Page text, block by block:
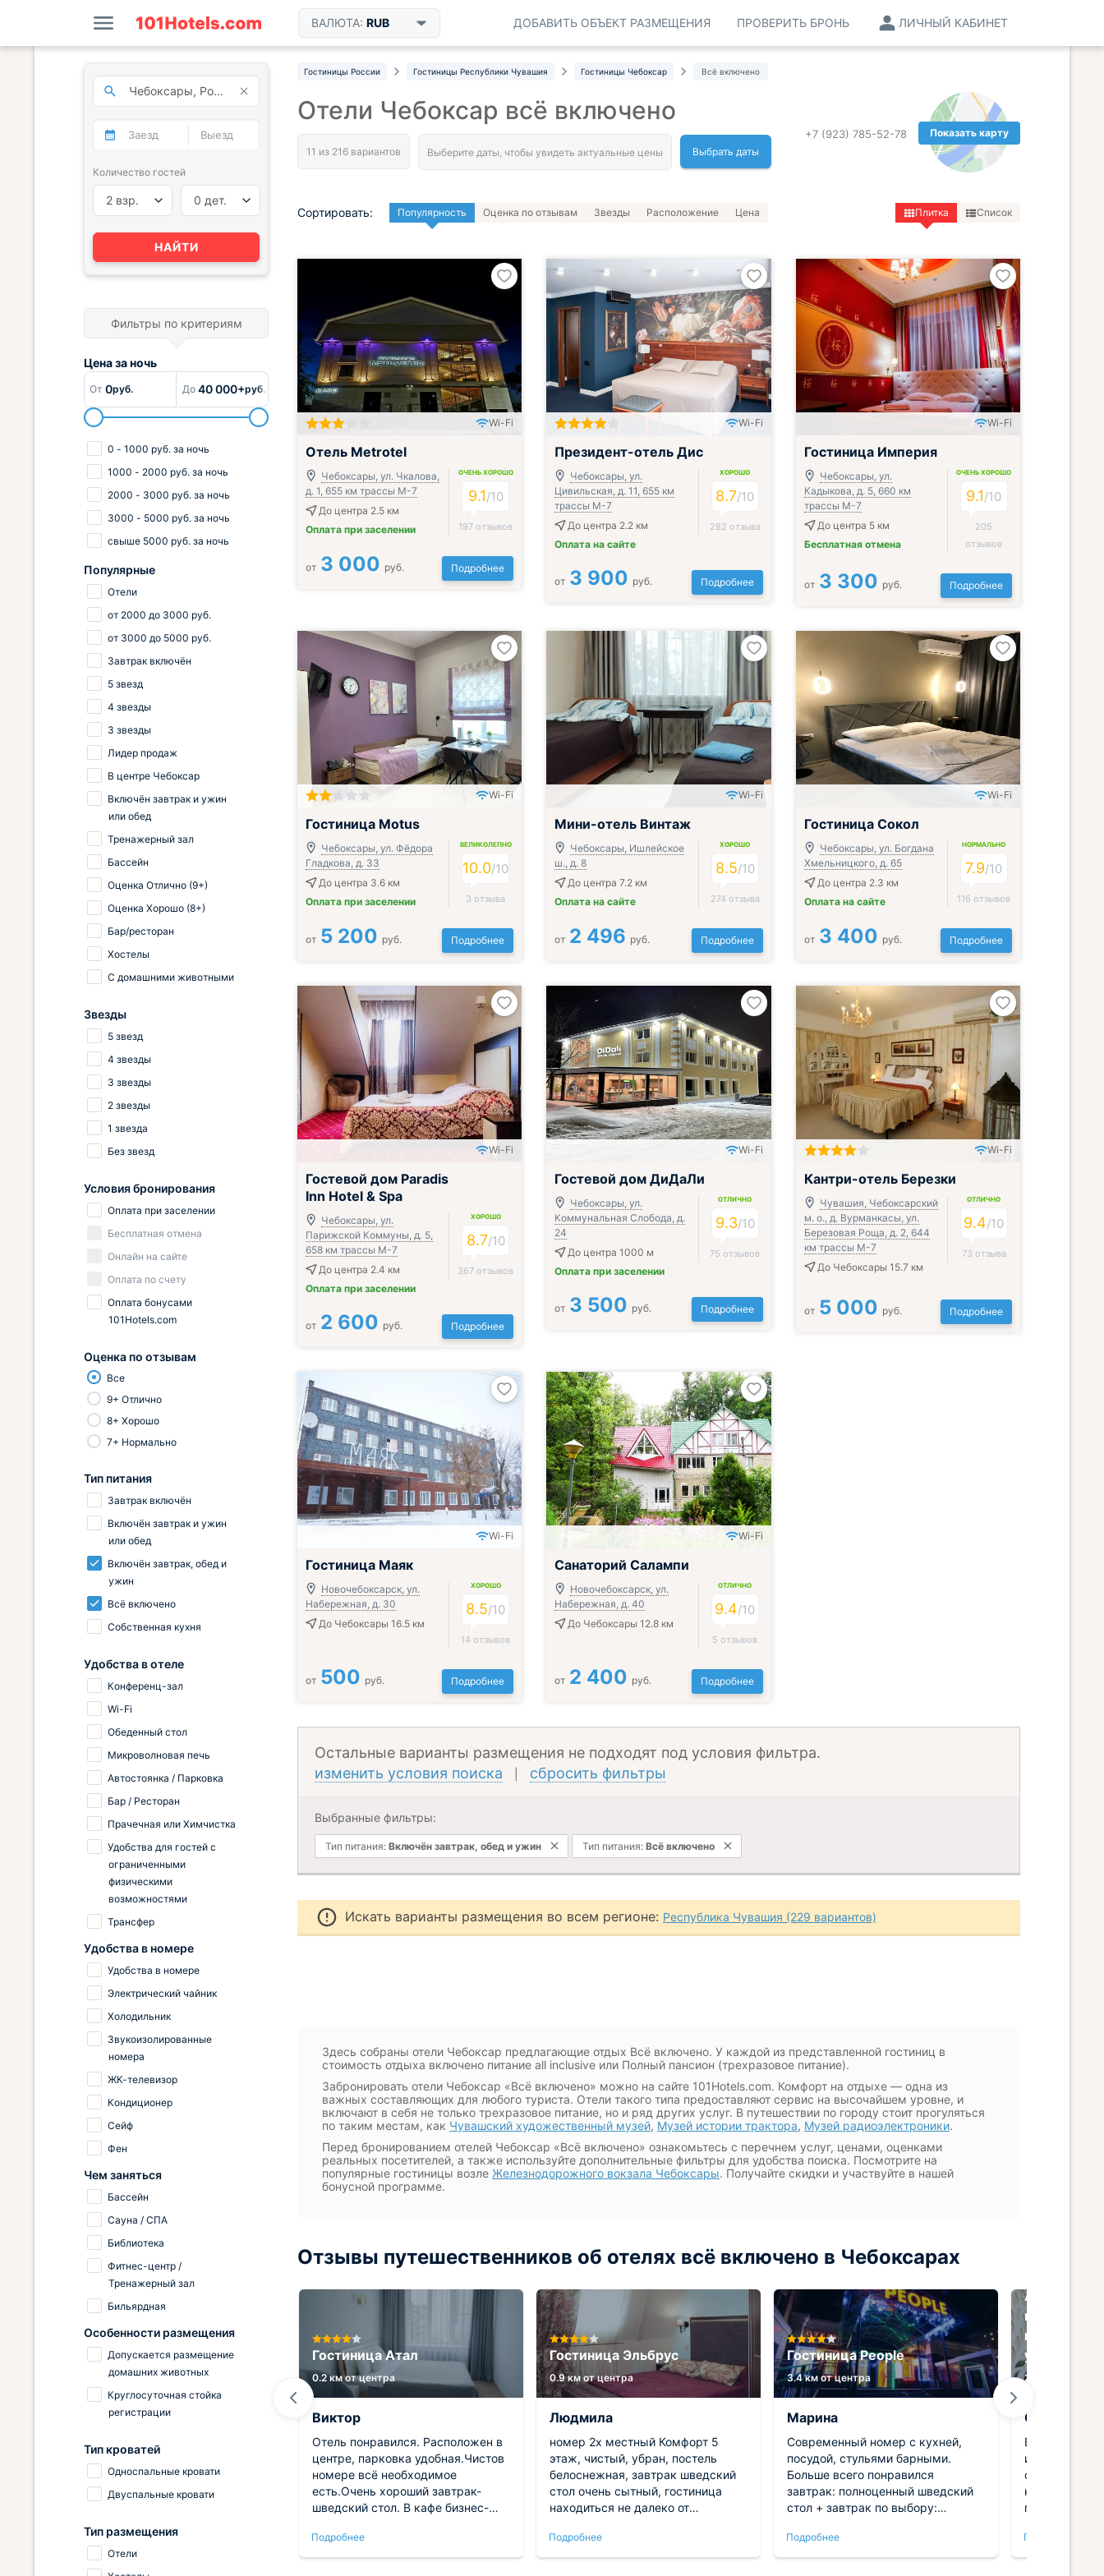
ВАЛЮТА: RUB ЛИЧНЫЙ КАБИНЕТ
ПРОВЕРИТЬ БРОНЬ
ДОБАВИТЬ ОБЪЕКТ РАЗМЕЩЕНИЯ
Гостиницы России Гостиницы Республики Чувашия Гостиницы Чебоксар Всё включено
Показать карту
+7 (923) 785-52-78
Отели Чебоксар всё включено
Выбрать даты
Сортировать: Популярность Оценка по отзывам Звезды Расположение Цена Плитка Список
Включён завтрак, обед и ужин
Wi-Fi
Отель Metrotel
Чебоксары, ул. Чкалова,
д. 1, 655 км трассы М-7
До центра 2.5 км
Оплата при заселении
ОЧЕНЬ ХОРОШО
9.1/10
197 отзывов
от 3 000 руб. Подробнее
Включён завтрак, обед и ужин
Wi-Fi
Президент-отель Дис
Чебоксары, ул.
Цивильская, д. 11, 655 км
трассы М-7
До центра 2.2 км
Оплата на сайте
ХОРОШО
8.7/10
282 отзыва
от 3 900 руб. Подробнее
Включён завтрак, обед и ужин
Wi-Fi
Гостиница Империя
Чебоксары, ул.
Кадыкова, д. 5, 660 км
трассы М-7
До центра 5 км
Бесплатная отмена
ОЧЕНЬ ХОРОШО
9.1/10
205
отзывов
от 3 300 руб. Подробнее
Включён завтрак, обед и ужин
Wi-Fi
Гостиница Motus
Чебоксары, ул. Фёдора
Гладкова, д. 33
До центра 3.6 км
Оплата при заселении
ВЕЛИКОЛЕПНО
10.0/10
3 отзыва
от 5 200 руб. Подробнее
Включён завтрак, обед и ужин
Wi-Fi
Мини-отель Винтаж
Чебоксары, Ишлейское
ш., д. 8
До центра 7.2 км
Оплата на сайте
ХОРОШО
8.5/10
274 отзыва
от 2 496 руб. Подробнее
Включён завтрак, обед и ужин
Wi-Fi
Гостиница Сокол
Чебоксары, ул. Богдана
Хмельницкого, д. 65
До центра 2.3 км
Оплата на сайте
НОРМАЛЬНО
7.9/10
116 отзывов
от 3 400 руб. Подробнее
Всё включено
Wi-Fi
Гостевой дом Paradis
Inn Hotel & Spa
Чебоксары, ул.
Парижской Коммуны, д. 5,
658 км трассы М-7
До центра 2.4 км
Оплата при заселении
ХОРОШО
8.7/10
367 отзывов
от 2 600 руб. Подробнее
Всё включено
Wi-Fi
Гостевой дом ДиДаЛи
Чебоксары, ул.
Коммунальная Слобода, д.
24
До центра 1000 м
Оплата при заселении
ОТЛИЧНО
9.3/10
75 отзывов
от 3 500 руб. Подробнее
Всё включено
Wi-Fi
Кантри-отель Березки
Чувашия, Чебоксарский
м. о., д. Вурманкасы, ул.
Березовая Роща, д. 2, 644
км трассы М-7
До Чебоксары 15.7 км
ОТЛИЧНО
9.4/10
73 отзыва
от 5 000 руб. Подробнее
Включён завтрак, обед и ужин
Wi-Fi
Гостиница Маяк
Новочебоксарск, ул.
Набережная, д. 30
До Чебоксары 16.5 км
ХОРОШО
8.5/10
14 отзывов
от 500 руб. Подробнее
Всё включено
Wi-Fi
Санаторий Салампи
Новочебоксарск, ул.
Набережная, д. 40
До Чебоксары 12.8 км
ОТЛИЧНО
9.4/10
5 отзывов
от 2 400 руб. Подробнее
Остальные варианты размещения не подходят под условия фильтра.
изменить условия поиска
сбросить фильтры
Выбранные фильтры:
Тип питания: Включён завтрак, обед и ужин Тип питания: Всё включено
Искать варианты размещения во всем регионе: Республика Чувашия (229 вариантов)
Здесь собраны отели Чебоксар предлагающие отдых Всё включено. У каждой из представленной гостиниц в
стоимость отдыха включено питание all inclusive или Полный пансион (трехразовое питание).
Забронировать отели Чебоксар «Всё включено» можно на сайте 101Hotels.com. Комфорт на отдыхе — одна из
важных составляющих для любого туриста. Отели такого типа предоставляют сервис на высочайшем уровне, и
включают в себя не только трехразовое питание, но и ряд других услуг. В путешествии по городу стоит прогуляться
по таким местам, как Чувашский художественный музей, Музей истории трактора, Музей радиоэлектроники.
Перед бронированием отелей Чебоксар «Всё включено» ознакомьтесь с перечнем услуг, ценами, оценками
реальных посетителей, а также используйте дополнительные фильтры для удобства поиска. Посмотрите на
популярные гостиницы возле Железнодорожного вокзала Чебоксары. Получайте скидки и участвуйте в нашей
бонусной программе.
Отзывы путешественников об отелях всё включено в Чебоксарах
Президент-отель Дис
2.2 км от центра
Анатолий
Хороший отель, до вокзала
совсем не далеко, добрались
быстро. Номер чистый и уютный,
внутри есть кондиционер и
персонал очень приветливый. При
отеле работает отличный
ресторан, кормят вкусно.
Подробнее
Гостиница Атал
0.2 км от центра
Виктор
Отель понравился. Расположен в
центре, парковка удобная.Чистов
номере всё необходимое
есть.Очень хороший завтрак-
шведский стол. В кафе бизнес-
Подробнее
Гостиница Эльбрус
0.9 км от центра
Людмила
номер 2х местный Комфорт 5
этаж, чистый, убран, постель
белоснежная, завтрак шведский
стол очень сытный, гостиница
находиться не далеко от
Подробнее
Гостиница People
3.4 км от центра
Марина
Современный номер с кухней,
посудой, стульями барными.
Больше всего понравился
завтрак: полноценный шведский
стол + завтрак по выбору:
тайский, ... еще 10 вариантов.
Несколько алкогольных напитков.
Подробнее
недалеко
2 км от центра
Оксана
Всё очень
своем
красивые
посуду,
огромный
на фильм. На
Подробнее
Количество гостей
2 взр. 0 дет.
НАЙТИ
Фильтры по критериям
Цена заночь
От 0руб. До 40 000+руб.
0 - 1000 руб. за ночь
1000 - 2000 руб. за ночь
2000 - 3000 руб. за ночь
3000 - 5000 руб. за ночь
свыше 5000 руб. за ночь
Популярные
Отели
от 2000 до 3000 руб.
от 3000 до 5000 руб.
Завтрак включён
5 звезд
4 звезды
3 звезды
Лидер продаж
В центре Чебоксар
Включён завтрак и ужин
или обед
Тренажерный зал
Бассейн
Оценка Отлично (9+)
Оценка Хорошо (8+)
Бар/ресторан
Хостелы
С домашними животными
Звезды
5 звезд
4 звезды
3 звезды
2 звезды
1 звезда
Без звезд
Условия бронирования
Оплата при заселении
Бесплатная отмена
Онлайн на сайте
Оплата по счету
Оплата бонусами
101Hotels.com
Оценка по отзывам
Все
9+ Отлично
8+ Хорошо
7+ Нормально
Тип питания
Завтрак включён
Включён завтрак и ужин
или обед
Включён завтрак, обед и
ужин
Всё включено
Собственная кухня
Удобства в отеле
Конференц-зал
Wi-Fi
Обеденный стол
Микроволновая печь
Автостоянка / Парковка
Бар / Ресторан
Прачечная или Химчистка
Удобства для гостей с
ограниченными
физическими
возможностями
Трансфер
Удобства в номере
Удобства в номере
Электрический чайник
Холодильник
Звукоизолированные
номера
ЖК-телевизор
Кондиционер
Сейф
Фен
Чем заняться
Бассейн
Сауна / СПА
Библиотека
Фитнес-центр /
Тренажерный зал
Бильярдная
Особенности размещения
Допускается размещение
домашних животных
Круглосуточная стойка
регистрации
Тип кроватей
Односпальные кровати
Двуспальные кровати
Тип размещения
Отели